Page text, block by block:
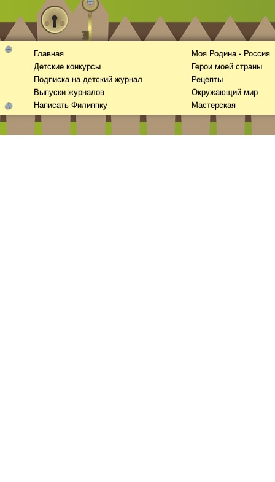
Главная
Детские конкурсы
Подписка на детский журнал
Выпуски журналов
Написать Филиппку
Моя Родина - Россия
Герои моей страны
Рецепты
Окружающий мир
Мастерская
Смотретьkinoонлайн